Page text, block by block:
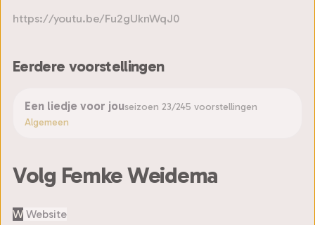
https://youtu.be/Fu2gUknWqJ0
Eerdere voorstellingen
Een liedje voor jouseizoen 23/245 voorstellingen
Algemeen
Volg Femke Weidema
W Website